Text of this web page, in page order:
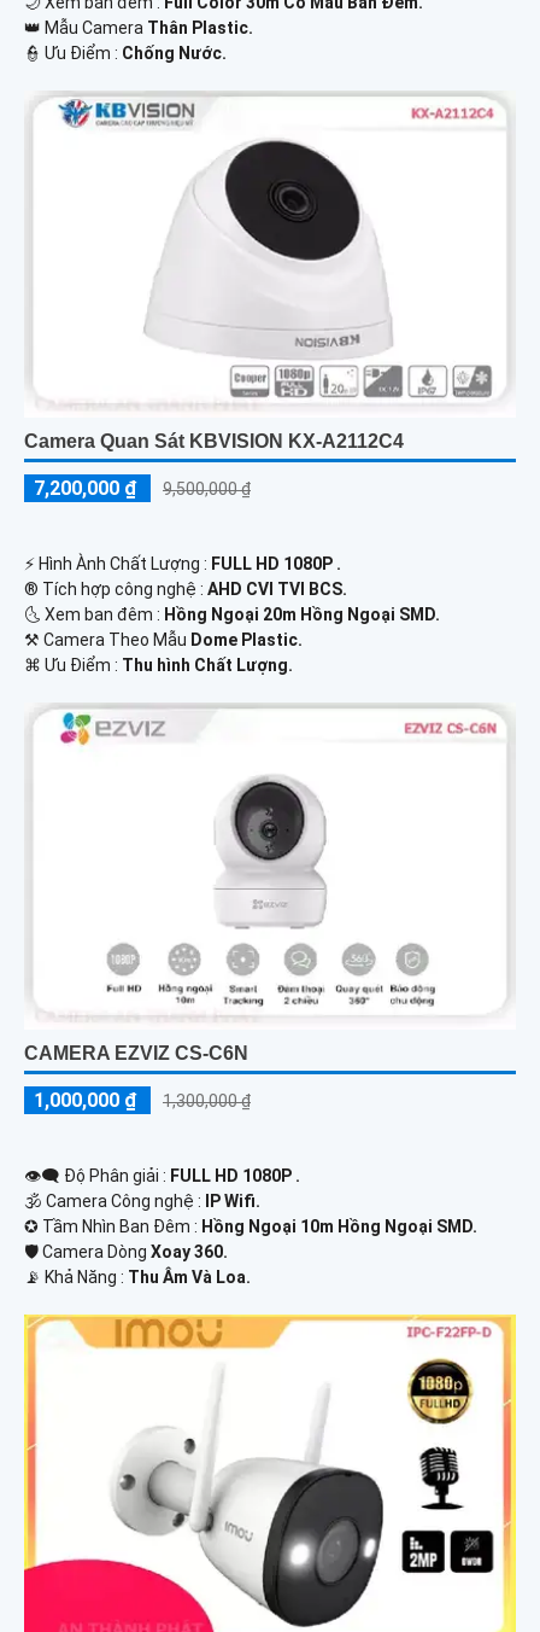
👑 Mẫu Camera Thân Plastic.
️👮 Ưu Điểm : Chống Nước.
Camera Quan Sát KBVISION KX-A2112C4
7,200,000 ₫ 9,500,000 ₫
️⚡ Hình Ành Chất Lượng : FULL HD 1080P .
®️ Tích hợp công nghệ : AHD CVI TVI BCS.
🌜 Xem ban đêm : Hồng Ngoại 20m Hồng Ngoại SMD.
⚒ Camera Theo Mẫu Dome Plastic.
️⌘ Ưu Điểm : Thu hình Chất Lượng.
CAMERA EZVIZ CS-C6N
1,000,000 ₫ 1,300,000 ₫
👁️‍🗨 Độ Phân giải : FULL HD 1080P .
🕉️ Camera Công nghệ :
IP Wifi.
✪ Tầm Nhìn Ban Đêm : Hồng Ngoại 10m Hồng Ngoại SMD.
🛡 Camera Dòng Xoay 360.
️📡 Khả Năng : Thu Âm Và Loa.